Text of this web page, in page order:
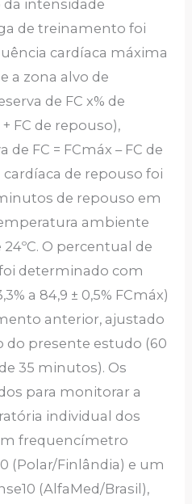
intensidade
de treinamento foi
cardíaca máxima
a zona alvo de
de FC x% de
FC de repouso),
FC = FCmáx – FC de
de repouso foi
de repouso em
ambiente
O percentual de
determinado com
a 84,9 ± 0,5% FCmáx)
anterior, ajustado
do presente estudo (60
35 minutos). Os
para monitorar a
individual dos
frequencímetro
(Polar/Finlândia) e um
(AlfaMed/Brasil),